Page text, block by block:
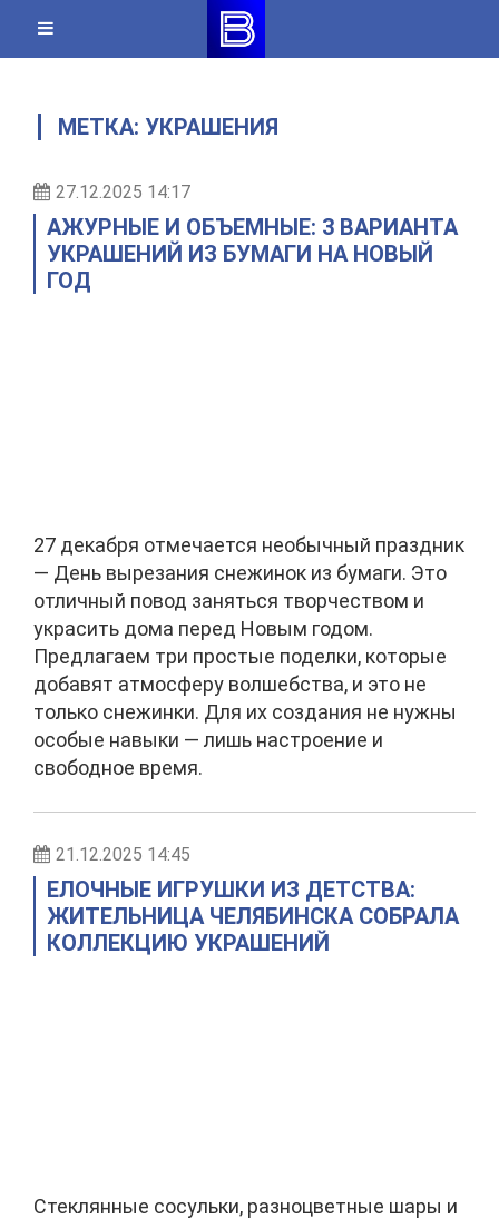
content
МЕТКА: УКРАШЕНИЯ
27.12.2025 14:17
АЖУРНЫЕ И ОБЪЕМНЫЕ: 3 ВАРИАНТА
УКРАШЕНИЙ ИЗ БУМАГИ НА НОВЫЙ
ГОД
27 декабря отмечается необычный праздник
— День вырезания снежинок из бумаги. Это
отличный повод заняться творчеством и
украсить дома перед Новым годом.
Предлагаем три простые поделки, которые
добавят атмосферу волшебства, и это не
только снежинки. Для их создания не нужны
особые навыки — лишь настроение и
свободное время.
21.12.2025 14:45
ЕЛОЧНЫЕ ИГРУШКИ ИЗ ДЕТСТВА:
ЖИТЕЛЬНИЦА ЧЕЛЯБИНСКА СОБРАЛА
КОЛЛЕКЦИЮ УКРАШЕНИЙ
Стеклянные сосульки, разноцветные шары и